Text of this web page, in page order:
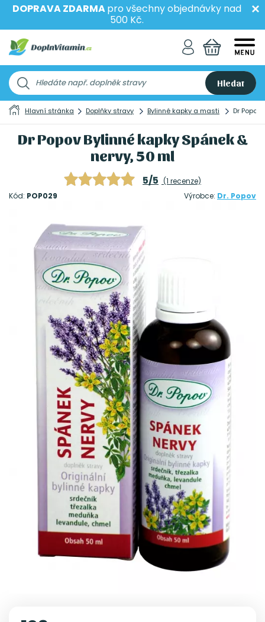
DOPRAVA ZDARMApro všechny objednávky nad
500 Kč.
Hledat
Hlavní stránka Doplňky stravy Bylinné kapky a masti Dr
Dr Popov Bylinné kapky Spánek &
nervy, 50 ml
5/5 (1 recenze)
Kód: POP029 Výrobce: Dr. Popov